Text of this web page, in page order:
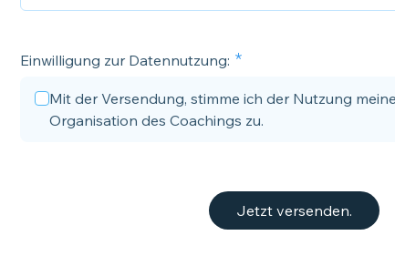
Einwilligung zur Datennutzung:
Mit der Versendung, stimme ich der Nutzung
Organisation des Coachings zu.
Jetzt versenden.